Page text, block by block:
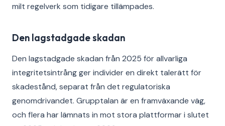
milt regelverk som tidigare tillämpades.
Den lagstadgade skadan
Den lagstadgade skadan från 2025 för allvarliga
integritetsintrång ger individer en direkt talerätt för
skadestånd, separat från det regulatoriska
genomdrivandet. Grupptalan är en framväxande väg,
och flera har lämnats in mot stora plattformar i slutet